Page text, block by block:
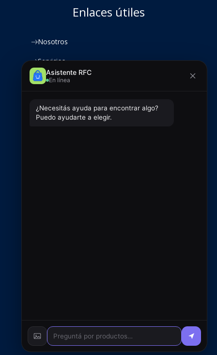
Enlaces útiles
Nosotros
Servicios
Productos
Contacto
© 2026 RFC S.A. - Todos